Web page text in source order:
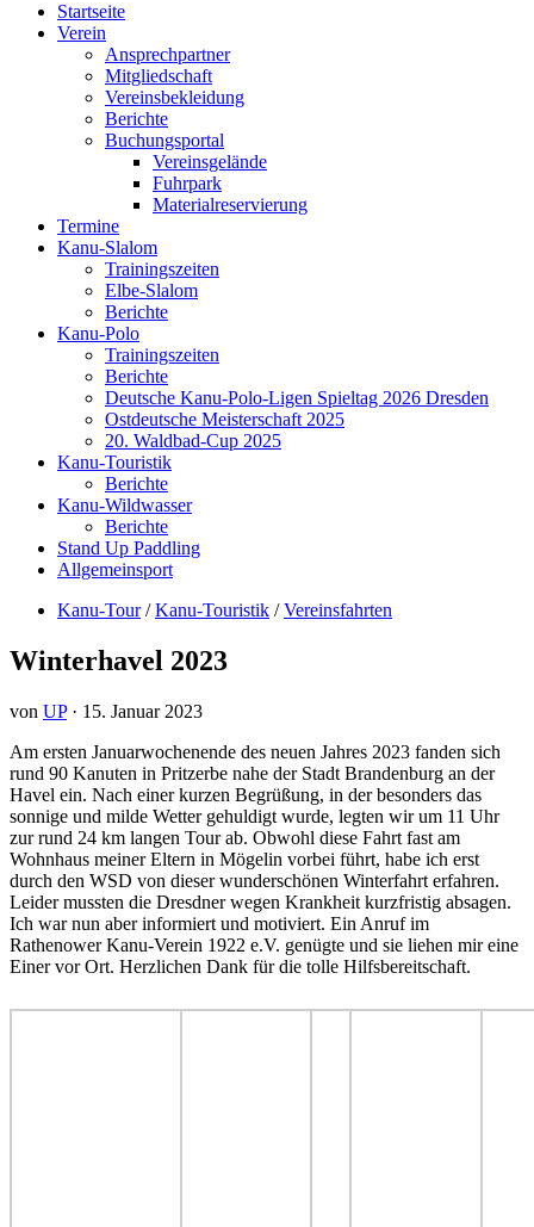
Startseite
Verein
Ansprechpartner
Mitgliedschaft
Vereinsbekleidung
Berichte
Buchungsportal
Vereinsgelände
Fuhrpark
Materialreservierung
Termine
Kanu-Slalom
Trainingszeiten
Elbe-Slalom
Berichte
Kanu-Polo
Trainingszeiten
Berichte
Deutsche Kanu-Polo-Ligen Spieltag 2026 Dresden
Ostdeutsche Meisterschaft 2025
20. Waldbad-Cup 2025
Kanu-Touristik
Berichte
Kanu-Wildwasser
Berichte
Stand Up Paddling
Allgemeinsport
Kanu-Tour / Kanu-Touristik / Vereinsfahrten
Winterhavel 2023
von UP · 15. Januar 2023
Am ersten Januarwochenende des neuen Jahres 2023 fanden sich
rund 90 Kanuten in Pritzerbe nahe der Stadt Brandenburg an der
Havel ein. Nach einer kurzen Begrüßung, in der besonders das
sonnige und milde Wetter gehuldigt wurde, legten wir um 11 Uhr
zur rund 24 km langen Tour ab. Obwohl diese Fahrt fast am
Wohnhaus meiner Eltern in Mögelin vorbei führt, habe ich erst
durch den WSD von dieser wunderschönen Winterfahrt erfahren.
Leider mussten die Dresdner wegen Krankheit kurzfristig absagen.
Ich war nun aber informiert und motiviert. Ein Anruf im
Rathenower Kanu-Verein 1922 e.V. genügte und sie liehen mir eine
Einer vor Ort. Herzlichen Dank für die tolle Hilfsbereitschaft.